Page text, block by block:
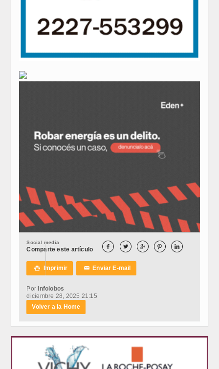
Social media
Comparte este artículo     
 Imprimir ✉Enviar E-mail
Por Infolobos
diciembre 28, 2025 21:15
Volver a la Home